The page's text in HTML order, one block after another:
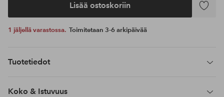
Lisää ostoskoriin
Lisää
1 jäljellä varastossa. Toimitetaan 3-6 arkipäivää
Tuotetiedot
Koko & Istuvuus